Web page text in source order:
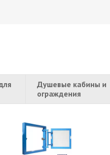
Душевые кабины и
ограждения